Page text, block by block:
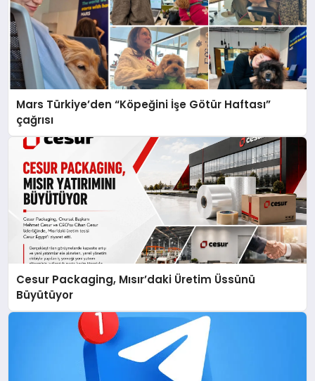
Mars Türkiye’den “Köpeğini İşe Götür Haftası”
çağrısı
Cesur Packaging, Mısır’daki Üretim Üssünü
Büyütüyor